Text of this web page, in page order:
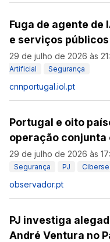
Fuga de agente de
e serviços públicos
29 de julho de 2026 às
Artificial
Segurança
cnnportugal.iol.pt
Portugal e oito
operação conjunta
29 de julho de 2026 às
Segurança PJ
observador.pt
PJ investiga
André Ventura no